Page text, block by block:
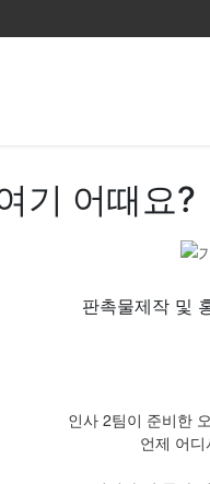
기 어때요?
판촉물제작 및
인사 2팀이 준비한
언제 어